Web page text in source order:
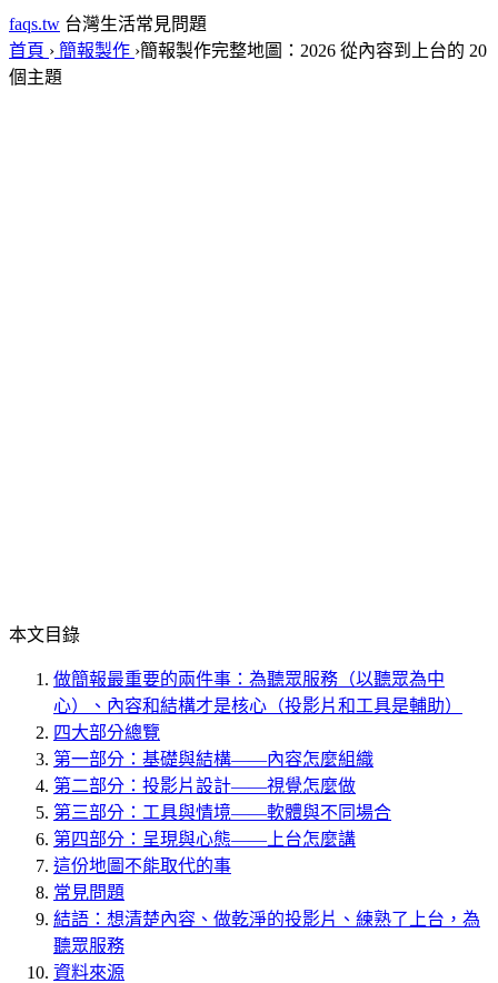
faqs.tw 台灣生活常見問題
首頁 › 簡報製作 ›簡報製作完整地圖：2026 從內容到上台的 20
個主題
本文目錄
做簡報最重要的兩件事：為聽眾服務（以聽眾為中
心）、內容和結構才是核心（投影片和工具是輔助）
四大部分總覽
第一部分：基礎與結構——內容怎麼組織
第二部分：投影片設計——視覺怎麼做
第三部分：工具與情境——軟體與不同場合
第四部分：呈現與心態——上台怎麼講
這份地圖不能取代的事
常見問題
結語：想清楚內容、做乾淨的投影片、練熟了上台，為
聽眾服務
資料來源